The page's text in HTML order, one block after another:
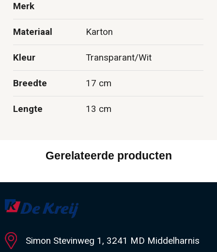
Merk
Materiaal Karton
Kleur Transparant/Wit
Breedte 17 cm
Lengte 13 cm
Gerelateerde producten
Simon Stevinweg 1, 3241 MD Middelharnis